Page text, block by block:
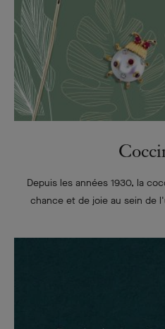
Depuis les années 1930, la
chance et de joie au sein de